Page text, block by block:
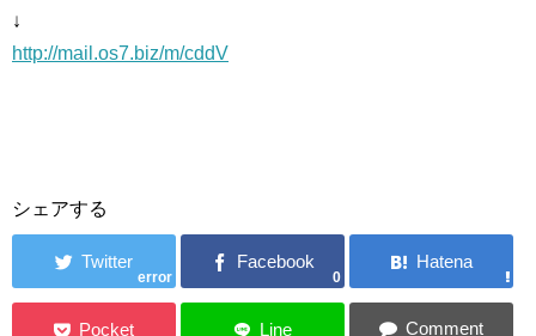
↓
http://mail.os7.biz/m/cddV
シェアする
error 0